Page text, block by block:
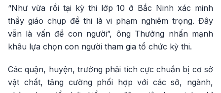
“Như vừa rồi tại kỳ thi lớp 10 ở Bắc Ninh xác minh
thầy giáo chụp đề thi là vi phạm nghiêm trọng. Đây
vẫn là vấn đề con người”, ông Thưởng nhấn mạnh
khâu lựa chọn con người tham gia tổ chức kỳ thi.
Các quận, huyện, trường phải tích cực chuẩn bị cơ sở
vật chất, tăng cường phối hợp với các sở, ngành,